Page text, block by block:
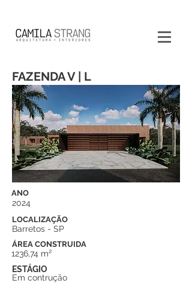
FAZENDA V | L
ANO
2024
LOCALIZAÇÃO
Barretos - SP
ÁREA CONSTRUIDA
1236,74 m²
ESTÁGIO
Em contrução